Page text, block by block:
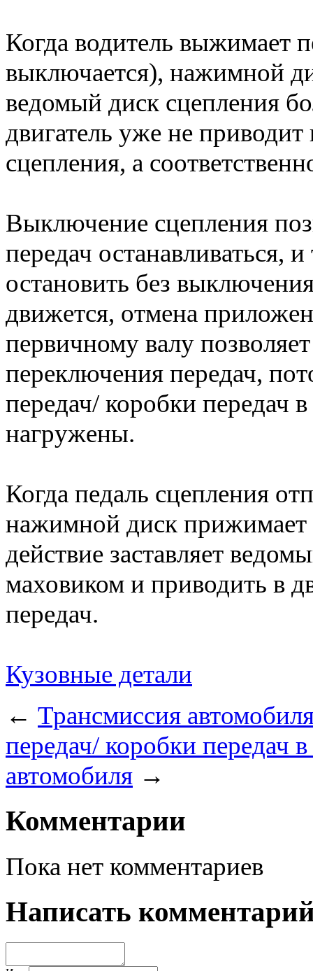
Когда водитель выжимает
выключается), нажимной
ведомый диск сцепления
двигатель уже не
сцепления, а
Выключение сцепления
передач останавливаться,
остановить без
движется, отмена
первичному валу
переключения передач,
передач/ коробки передач
нагружены.
Когда педаль сцепления
нажимной диск прижимает
действие заставляет
маховиком и приводить в
передач.
Кузовные детали
← Трансмиссия
передач/ коробки передач
автомобиля →
Комментарии
Пока нет комментариев
Написать